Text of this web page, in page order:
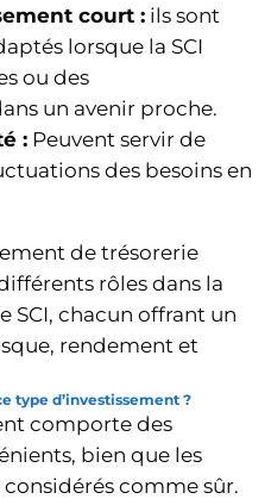
court : ils sont
lorsque la SCI
ou des
un avenir proche.
: Peuvent servir de
des besoins en
de trésorerie
rôles dans la
SCI, chacun offrant un
rendement et
type d’investissement ?
comporte des
bien que les
comme sûr.